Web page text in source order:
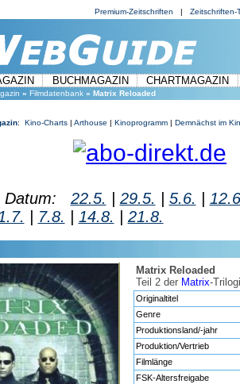
Premium-Zeitschriften | Zeitschriften-
BUCHMAGAZIN CHARTMAGAZIN
» Filmdatenbank » Matrix Reloaded
: Kino-Charts| Arthouse | Kinoprogramm| Demnächst im
Datum: 22.5. 29.5. 5.6.
7.8. 14.8. 21.8.
Matrix Reloaded
Teil 2 der Matrix-
Originaltitel
Genre
Produktionsland/-jahr
Produktion/Vertrieb
Filmlänge
FSK-Altersfreigabe